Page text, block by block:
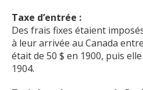
Taxe d’entrée :
Des frais fixes étaient
à leur arrivée au Canada
était de 50 $ en 1900, puis
1904.